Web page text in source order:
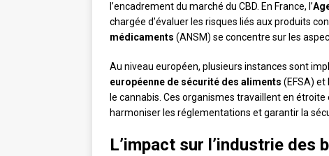
l’encadrement du marché du CBD. En France, l’
chargée d’évaluer les risques liés aux produits
médicaments (ANSM) se concentre sur les
Au niveau européen, plusieurs instances sont
européenne de sécurité des aliments (EFSA) et
le cannabis. Ces organismes travaillent en
harmoniser les réglementations et garantir la
L’impact sur l’industrie des